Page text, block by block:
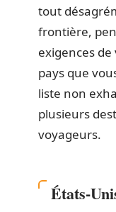
tout
frontière,
exigences
pays que
liste non
plusieurs
voyageurs.
États-